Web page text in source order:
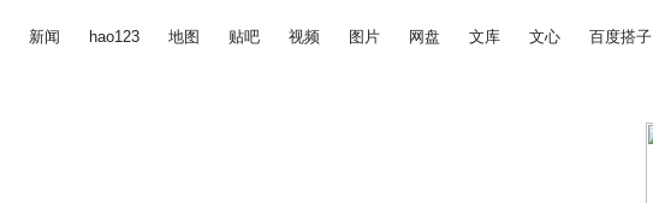
新闻 hao123 地图 贴吧 视频 图片 网盘 文库 文心 百度搭子